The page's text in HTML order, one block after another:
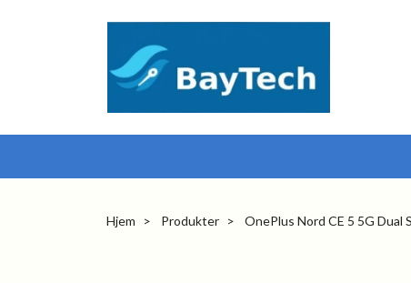
Hjem Produkter OnePlus Nord CE 5 5G Dual